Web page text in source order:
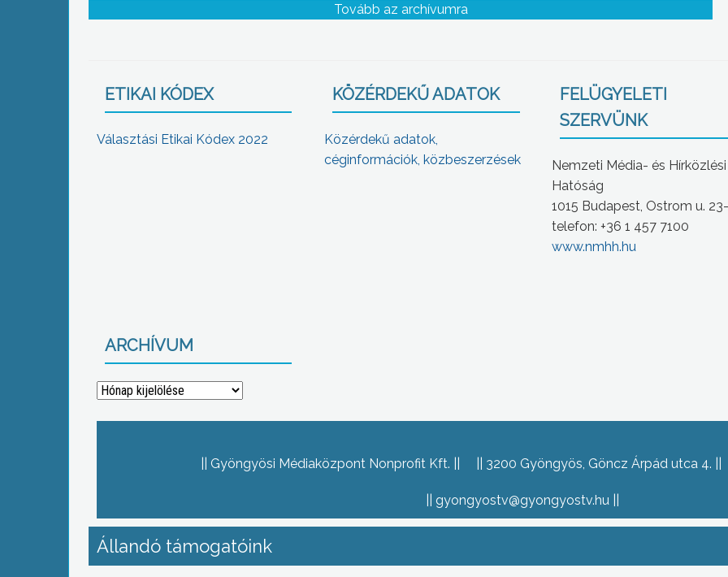
Tovább az archívumra
ETIKAI KÓDEX
Választási Etikai Kódex 2022
KÖZÉRDEKŰ ADATOK
Közérdekű adatok,
céginformációk, közbeszerzések
FELÜGYELETI
SZERVÜNK
Nemzeti Média- és Hírközlési
Hatóság
1015 Budapest, Ostrom u.
telefon: +36 1 457 7100
www.nmhh.hu
ARCHÍVUM
Archívum
Gyöngyösi Médiaközpont Nonprofit Kft. 3200 Gyöngyös, Göncz Árpád utca 4.
gyongyostv@gyongyostv.hu
Állandó támogatóink